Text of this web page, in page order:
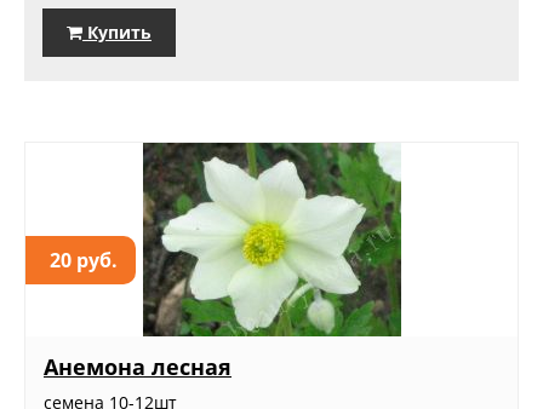
Купить
20 руб.
Анемона лесная
семена 10-12шт